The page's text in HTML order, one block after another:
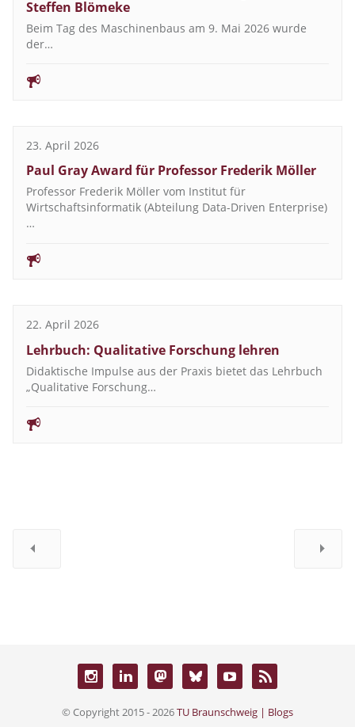
Steffen Blömeke
Beim Tag des Maschinenbaus am 9. Mai 2026 wurde
der…
23. April 2026
Paul Gray Award für Professor Frederik Möller
Professor Frederik Möller vom Institut für
Wirtschaftsinformatik (Abteilung Data-Driven Enterprise)
…
22. April 2026
Lehrbuch: Qualitative Forschung lehren
Didaktische Impulse aus der Praxis bietet das Lehrbuch
„Qualitative Forschung…
© Copyright 2015 - 2026TU Braunschweig | Blogs